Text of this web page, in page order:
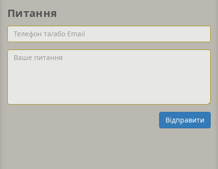
Питання
Телефон
та/
або
Email
Ваше
питання
Відправити